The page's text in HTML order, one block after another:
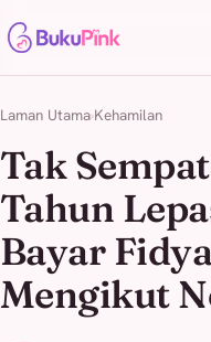
Laman Utama Kehamilan
Tak
Tahun
Bayar
Mengikut